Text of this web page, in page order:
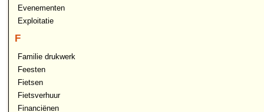
Evenementen
Exploitatie
F
Familie drukwerk
Feesten
Fietsen
Fietsverhuur
Financiënen